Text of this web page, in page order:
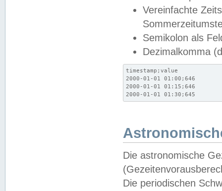
Vereinfachte
Semikolon als
Dezimalkomma
timestamp;value
2000-01-01 01:00;646
2000-01-01 01:15;646
2000-01-01 01:30;645
Die astronomische
Die periodischen